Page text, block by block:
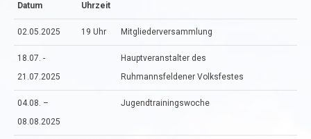
Datum Uhrzeit
02.05.2025 19 Uhr Mitgliederversammlung
18.07. -
21.07.2025
Hauptveranstalter des
Ruhmannsfeldener Volksfestes
04.08. –
08.08.2025
Jugendtrainingswoche